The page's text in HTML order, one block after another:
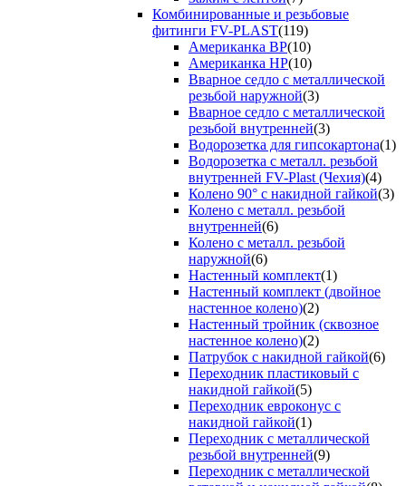
Комбинированные и резьбовые
фитинги FV-PLAST(119)
Американка ВР(10)
Американка НР(10)
Вварное седло с металлической
резьбой наружной(3)
Вварное седло с металлической
резьбой внутренней(3)
Водорозетка для гипсокартона(1)
Водорозетка с металл. резьбой
внутренней FV-Plast (Чехия)(4)
Колено 90° с накидной гайкой(3)
Колено с металл. резьбой
внутренней(6)
Колено с металл. резьбой
наружной(6)
Настенный комплект(1)
Настенный комплект (двойное
настенное колено)(2)
Настенный тройник (сквозное
настенное колено)(2)
Патрубок с накидной гайкой(6)
Переходник пластиковый с
накидной гайкой(5)
Переходник евроконус с
накидной гайкой(1)
Переходник с металлической
резьбой внутренней(9)
Переходник с металлической